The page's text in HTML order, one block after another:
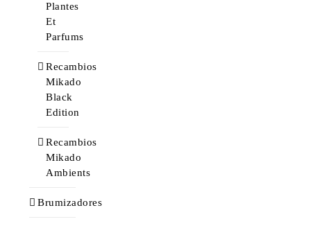
Plantes
Et
Parfums
Recambios
Mikado
Black
Edition
Recambios
Mikado
Ambients
Brumizadores